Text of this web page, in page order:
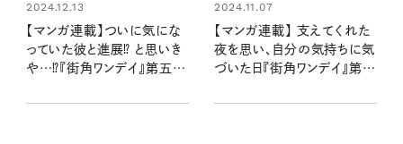
2024.12.13
【マンガ連載】ついに気にな
っていた彼と進展⁉ と思いき
や…⁉『街角ワンデイ』第五話
2024.11.07
【マンガ連載】 支えてくれた
夜を思い、自分の気持ちに気
づいた日『街角ワンデイ』第四